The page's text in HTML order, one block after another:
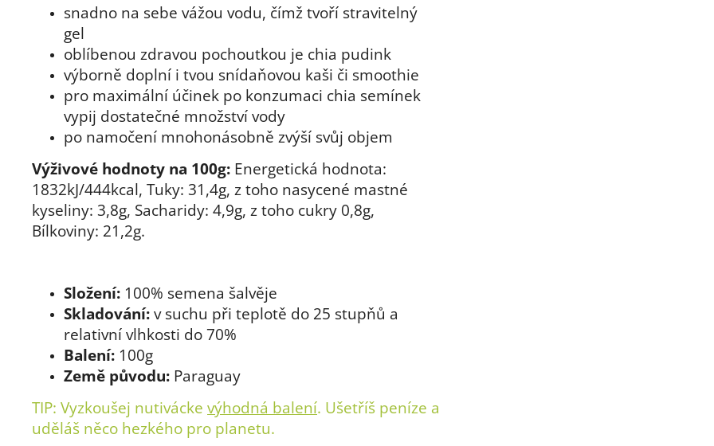
snadno na sebe vážou vodu, čímž tvoří stravitelný
gel
oblíbenou zdravou pochoutkou je chia pudink
výborně doplní i tvou snídaňovou kaši či smoothie
pro maximální účinek po konzumaci chia semínek
vypij dostatečné množství vody
po namočení mnohonásobně zvýší svůj objem
Výživové hodnoty na 100g: Energetická hodnota:
1832kJ/444kcal, Tuky: 31,4g, z toho nasycené mastné
kyseliny: 3,8g, Sacharidy: 4,9g, z toho cukry 0,8g,
Bílkoviny: 21,2g.
Složení: 100% semena šalvěje
Skladování: v suchu při teplotě do 25 stupňů a
relativní vlhkosti do 70%
Balení: 100g
Země původu: Paraguay
TIP: Vyzkoušej nutivácke výhodná balení. Ušetříš peníze a
uděláš něco hezkého pro planetu.